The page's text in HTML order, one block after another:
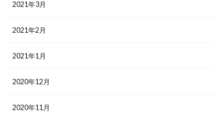
2021年3月
2021年2月
2021年1月
2020年12月
2020年11月